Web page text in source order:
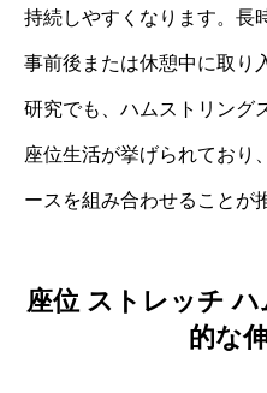
持続しやすくなります。長
事前後または休憩中に取り
研究でも、ハムストリング
座位生活が挙げられており
ースを組み合わせることが
座位 ストレッチ
的な